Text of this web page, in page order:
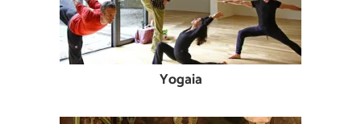
Yogaia